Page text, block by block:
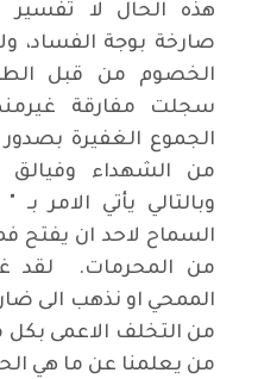
هذه الحال لا
صارخة بوجة الفساد،
الخصوم من قبل
سجلت مفارقة
الجموع الغفيرة
من الشهداء وفيالق
وبالتالي يأتي الامر
السماح لاحد ان يفتح
من المحرمات. لقد
الممحي او نذهب الى
من التخلف الاعمى
من يعلمنا عن ما هي